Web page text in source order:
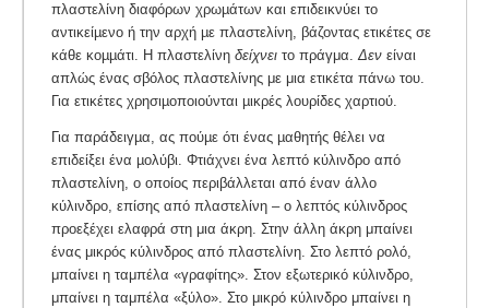
πλαστελίνη διαφόρων χρωµάτων και επιδεικνύει το
αντικείµενο ή την αρχή µε πλαστελίνη, βάζοντας ετικέτες σε
κάθε κοµµάτι. Η πλαστελίνη δείχνει το πράγμα.Δεν είναι
απλώς ένας σβόλος πλαστελίνης με μια ετικέτα πάνω του.
Για ετικέτες χρησιµοποιούνται µικρές λουρίδες χαρτιού.
Για παράδειγµα, ας πούµε ότι ένας µαθητής θέλει να
επιδείξει ένα µολύβι. Φτιάχνει ένα λεπτό κύλινδρο από
πλαστελίνη, ο οποίος περιβάλλεται από έναν άλλο
κύλινδρο, επίσης από πλαστελίνη – ο λεπτός κύλινδρος
προεξέχει ελαφρά στη μια άκρη. Στην άλλη άκρη μπαίνει
ένας μικρός κύλινδρος από πλαστελίνη. Στο λεπτό ρολό,
μπαίνει η ταμπέλα «γραφίτης». Στον εξωτερικό κύλινδρο,
μπαίνει η ταμπέλα «ξύλο». Στο μικρό κύλινδρο μπαίνει η